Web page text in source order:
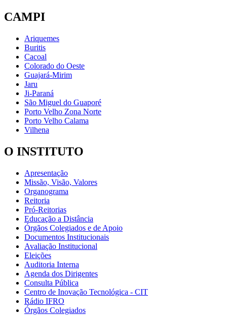
CAMPI
Ariquemes
Buritis
Cacoal
Colorado do Oeste
Guajará-Mirim
Jaru
Ji-Paraná
São Miguel do Guaporé
Porto Velho Zona Norte
Porto Velho Calama
Vilhena
O INSTITUTO
Apresentação
Missão, Visão, Valores
Organograma
Reitoria
Pró-Reitorias
Educação a Distância
Órgãos Colegiados e de Apoio
Documentos Institucionais
Avaliação Institucional
Eleições
Auditoria Interna
Agenda dos Dirigentes
Consulta Pública
Centro de Inovação Tecnológica - CIT
Rádio IFRO
Órgãos Colegiados